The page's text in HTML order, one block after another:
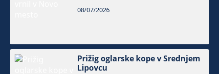
08/07/2026
Prižig oglarske kope v Srednjem
Lipovcu